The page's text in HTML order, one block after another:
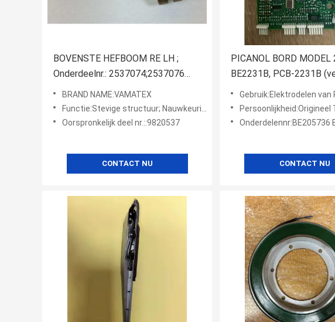
BOVENSTE HEFBOOM RE LH ;
Onderdeelnr.: 2537074;2537076
Vamatex Leonardo P1001
Weefgetouw Reserveonderdelen
BRAND NAME:VAMATEX
Functie:Stevige structuur; Nauwkeurig ontworpen; Hoge duurzaamheid
Oorspronkelijk deel nr.::9820537
CONTACT NU
PICANOL BORD MODEL
BE2231B, PCB-2231B
met uw weefgetouw
Gebruik:Elektrodelen van PICANOL-
Persoonlijkheid:Origineel Type TYPE;
Onderdelennr:BE205736
CONTACT NU